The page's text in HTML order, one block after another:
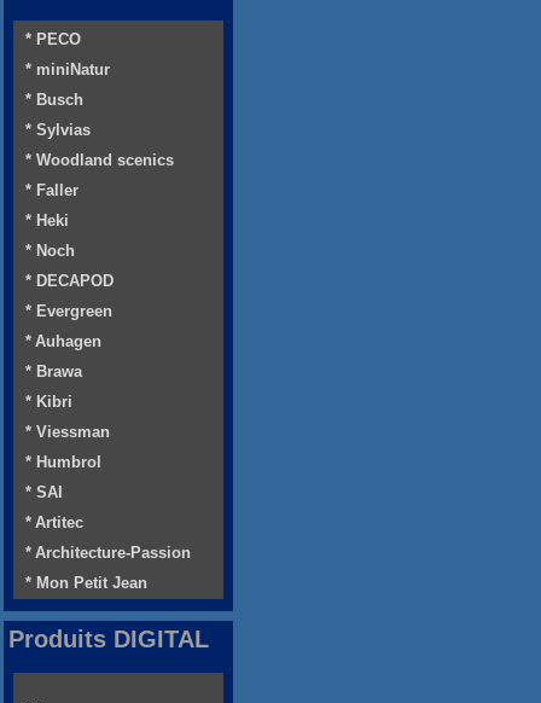
* PECO
* miniNatur
* Busch
* Sylvias
* Woodland scenics
* Faller
* Heki
* Noch
* DECAPOD
* Evergreen
* Auhagen
* Brawa
* Kibri
* Viessman
* Humbrol
* SAI
* Artitec
* Architecture-Passion
* Mon Petit Jean
Produits DIGITAL